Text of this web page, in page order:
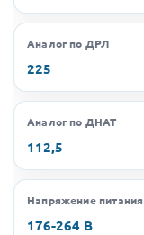
Аналог по ДРЛ
225
Аналог по ДНАТ
112,5
Напряжение питания
176-264 В